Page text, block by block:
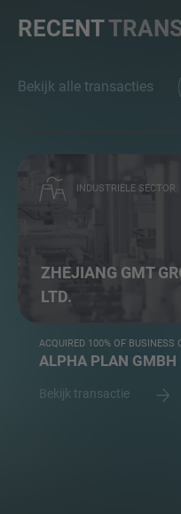
RECENT
Bekijk alle transacties
INDUSTRIËLE SECTOR
ZHEJIANG GMT
LTD.
ACQUIRED 100% OF BUSINESS
ALPHA PLAN GMBH
Bekijk transactie